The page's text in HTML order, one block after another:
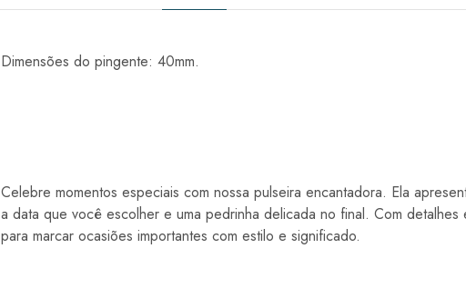
Dimensões do pingente: 40mm.
Celebre momentos especiais com nossa pulseira encantadora. Ela
a data que você escolher e uma pedrinha delicada no final. Com
para marcar ocasiões importantes com estilo e significado.